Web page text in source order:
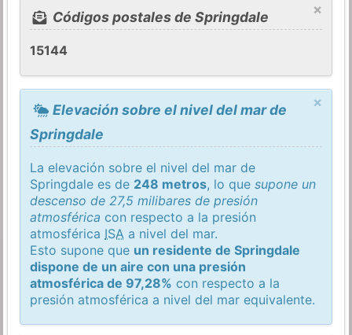
×
Códigos postales de Springdale
15144
×
Elevación sobre el nivel del mar de
Springdale
La elevación sobre el nivel del mar de
Springdale es de 248 metros, lo quesupone un
descenso de 27,5 milibares de presión
atmosférica con respecto a la presión
atmosférica ISA a nivel del mar.
Esto supone que un residente de Springdale
dispone de un aire con una presión
atmosférica de 97,28% con respecto a la
presión atmosférica a nivel del mar equivalente.